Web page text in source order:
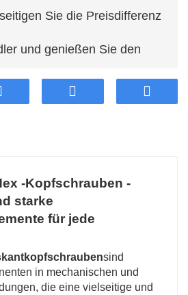
Sie die Preisdifferenz
und genießen Sie den
und lang anhaltende
die Kundenanpassung.
Verkäufe und After-
jederzeit zu
-Kopfschrauben -
starke
für jede
sind
in mechanischen und
die eine vielseitige und